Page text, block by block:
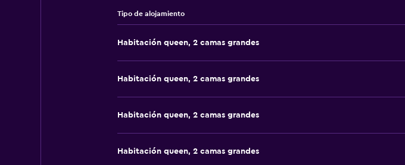
Tipo de alojamiento
Habitación queen, 2 camas grandes
Habitación queen, 2 camas grandes
Habitación queen, 2 camas grandes
Habitación queen, 2 camas grandes